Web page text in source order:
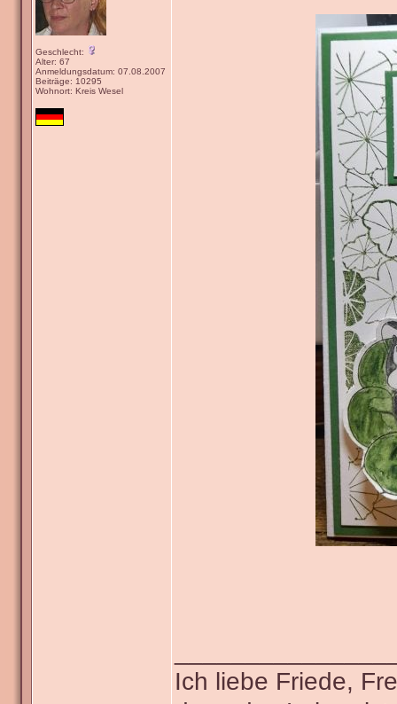
Geschlecht:
Alter: 67
Anmeldungsdatum: 07.08.2007
Beiträge: 10295
Wohnort: Kreis Wesel
Ich liebe Friede,